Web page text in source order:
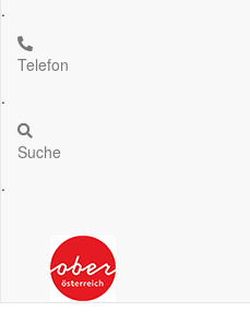
.
Telefon
.
Suche
.